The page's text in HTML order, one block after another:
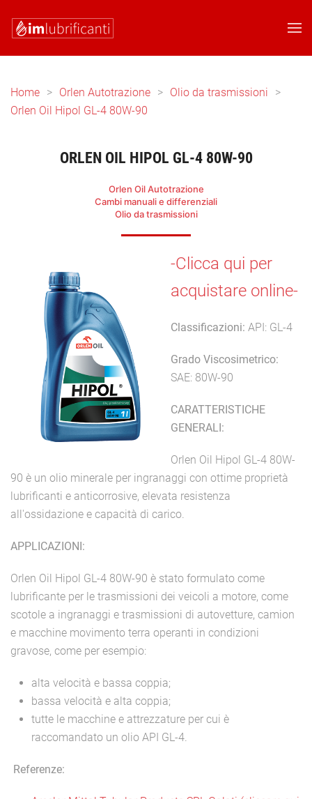
Skip to main content
Home Orlen Autotrazione
Olio da trasmissioni
Orlen Oil Hipol GL-4 80W-90
ORLEN OIL HIPOL GL-4 80W-90
Orlen Oil Autotrazione
Cambi manuali e differenziali
Olio da trasmissioni
-Clicca qui per
acquistare online-
Classificazioni: API: GL-4
Grado Viscosimetrico:
SAE: 80W-90
CARATTERISTICHE
GENERALI:
Orlen Oil Hipol GL-4 80W-
90 è un olio minerale per ingranaggi con ottime proprietà
lubrificanti e anticorrosive, elevata resistenza
all'ossidazione e capacità di carico.
APPLICAZIONI:
Orlen Oil Hipol GL-4 80W-90 è stato formulato come
lubrificante per le trasmissioni dei veicoli a motore, come
scotole a ingranaggi e trasmissioni di autovetture, camion
e macchine movimento terra operanti in condizioni
gravose, come per esempio:
alta velocità e bassa coppia;
bassa velocità e alta coppia;
tutte le macchine e attrezzature per cui è
raccomandato un olio API GL-4.
Referenze: